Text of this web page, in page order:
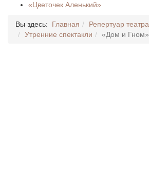
«Цветочек Аленький»
Вы здесь: Главная
Репертуар театра
Утренние спектакли
«Дом и Гном»